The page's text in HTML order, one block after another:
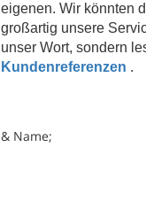
eigenen. Wir könnten
großartig unsere
unser Wort, sondern
Kundenreferenzen .
& Name;